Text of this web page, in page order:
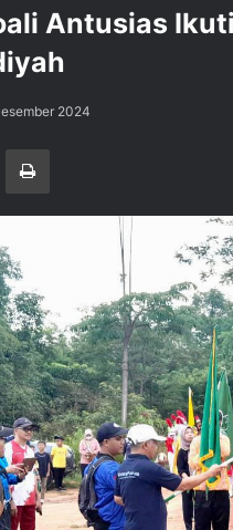
Antusias
2024
Share via Email Print